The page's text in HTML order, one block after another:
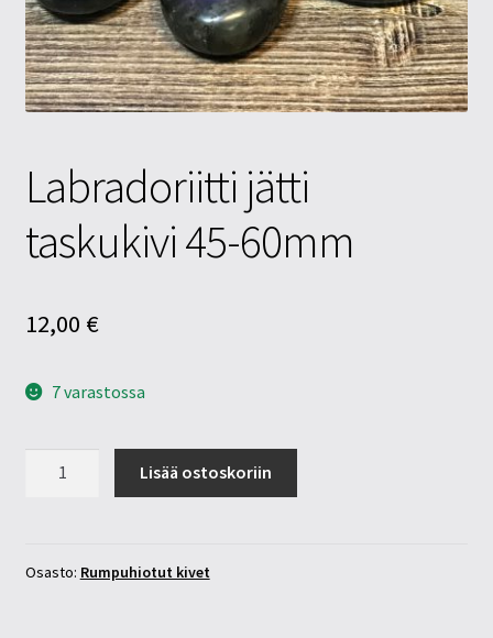
Tietosuojaseloste
Tuotteet
Labradoriitti jätti
taskukivi 45-60mm
12,00 €
7 varastossa
60mm
Lisää ostoskoriin
Osasto: Rumpuhiotut kivet